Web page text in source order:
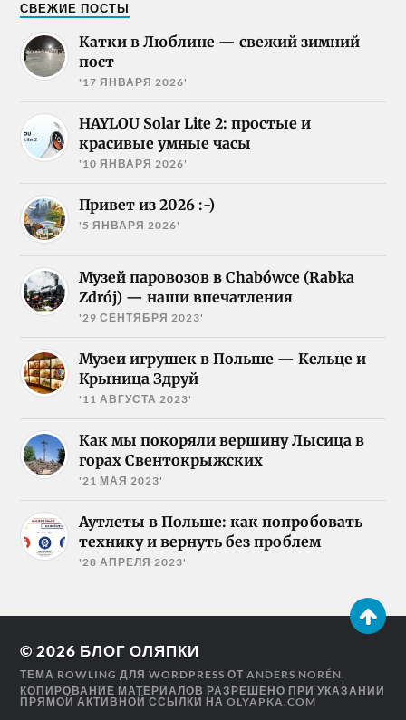
СВЕЖИЕ ПОСТЫ
Катки в Люблине — свежий зимний
пост
'17 ЯНВАРЯ 2026'
HAYLOU Solar Lite 2: простые и
красивые умные часы
'10 ЯНВАРЯ 2026'
Привет из 2026 :-)
'5 ЯНВАРЯ 2026'
Музей паровозов в Chabówce (Rabka
Zdrój) — наши впечатления
'29 СЕНТЯБРЯ 2023'
Музеи игрушек в Польше — Кельце и
Крыница Здруй
'11 АВГУСТА 2023'
Как мы покоряли вершину Лысица в
горах Свентокрыжских
'21 МАЯ 2023'
Аутлеты в Польше: как попробовать
технику и вернуть без проблем
'28 АПРЕЛЯ 2023'
© 2026 БЛОГ ОЛЯПКИ
ТЕМА ROWLING ДЛЯ WORDPRESS ОТANDERS NORÉN.
КОПИРОВАНИЕ МАТЕРИАЛОВ РАЗРЕШЕНО ПРИ УКАЗАНИИ
ПРЯМОЙ АКТИВНОЙ ССЫЛКИ НАOLYAPKA.COM